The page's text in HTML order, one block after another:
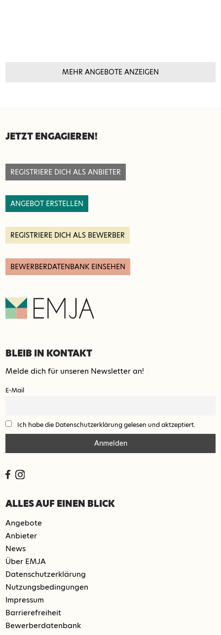
MEHR ANGEBOTE ANZEIGEN
SEITENFUSS
BLEIB IN KONTAKT
Melde dich für unseren Newsletter an!
E-Mail
Ich habe die Datenschutzerklärung gelesen und aktzeptiert.
ALLES AUF EINEN BLICK
Angebote
Anbieter
News
Über EMJA
Datenschutzerklärung
Nutzungsbedingungen
Impressum
Barrierefreiheit
Bewerberdatenbank
JETZT ENGAGIEREN!
REGISTRIERE DICH ALS ANBIETER
ANGEBOT ERSTELLEN
REGISTRIERE DICH ALS BEWERBER
BEWERBERDATENBANK EINSEHEN